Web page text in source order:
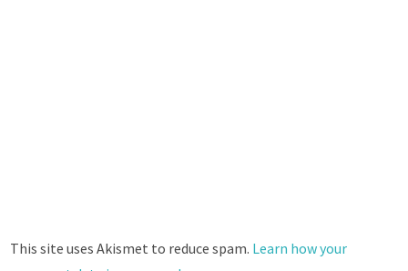
This site uses Akismet to reduce spam. Learn how your